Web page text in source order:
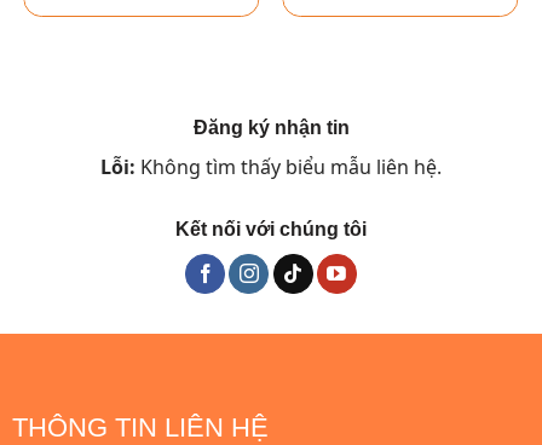
Đăng ký nhận tin
Lỗi: Không tìm thấy biểu mẫu liên hệ.
Kết nối với chúng tôi
THÔNG TIN LIÊN HỆ